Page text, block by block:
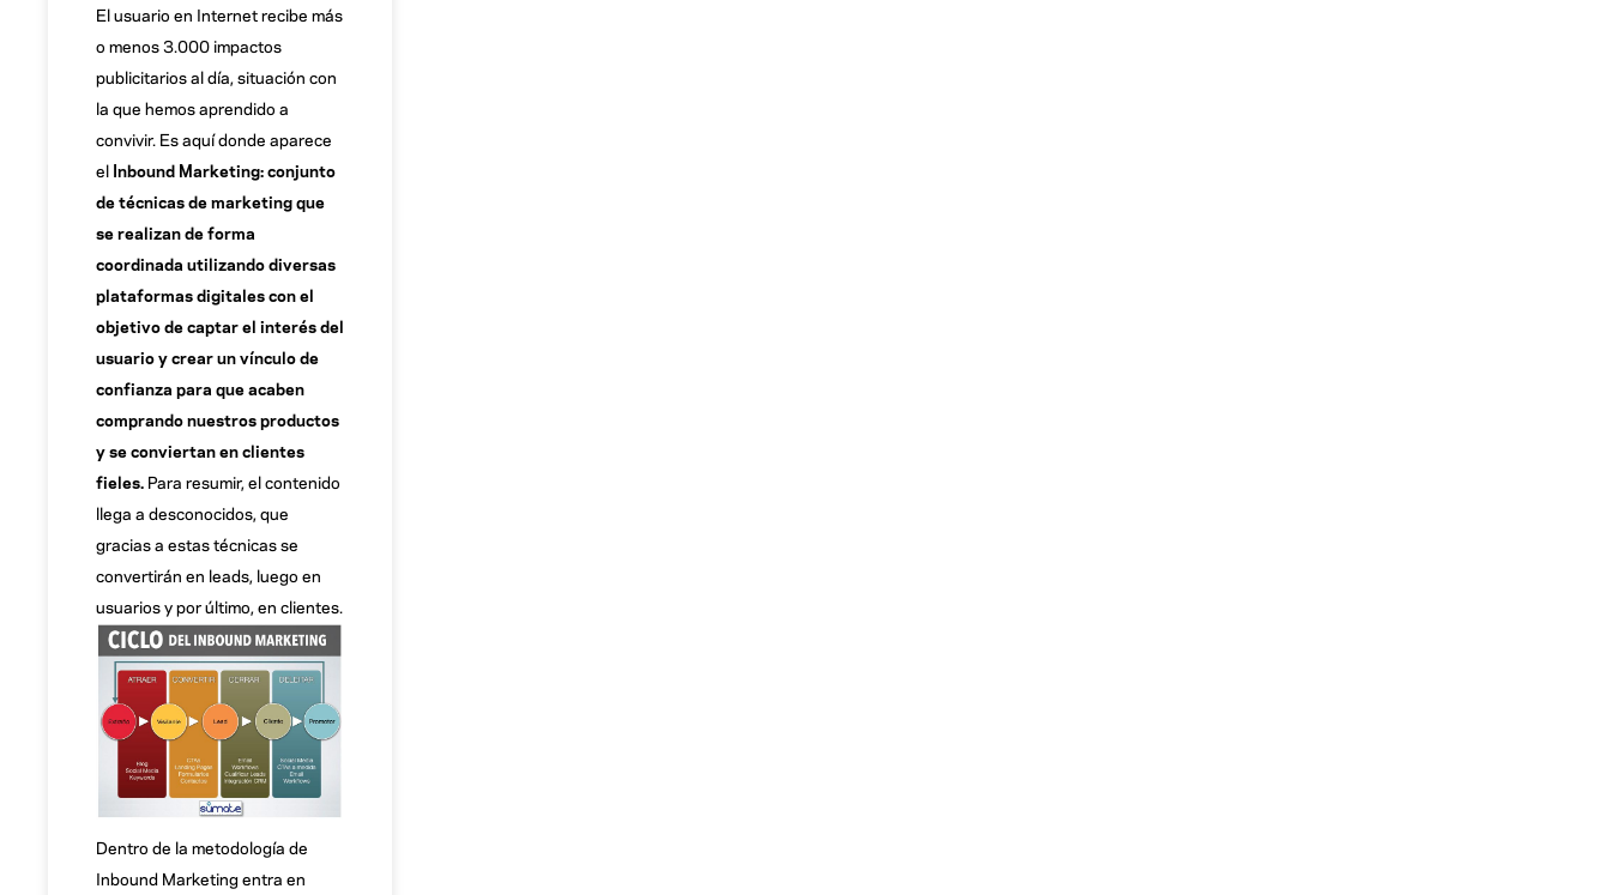
El usuario en Internet recibe más
o menos 3.000 impactos
publicitarios al día, situación con
la que hemos aprendido a
convivir. Es aquí donde aparece
el Inbound Marketing: conjunto
de técnicas de marketing que
se realizan de forma
coordinada utilizando diversas
plataformas digitales con el
objetivo de captar el interés del
usuario y crear un vínculo de
confianza para que acaben
comprando nuestros productos
y se conviertan en clientes
fieles. Para resumir, el contenido
llega a desconocidos, que
gracias a estas técnicas se
convertirán en leads, luego en
usuarios y por último, en clientes.
Dentro de la metodología de
Inbound Marketing entra en